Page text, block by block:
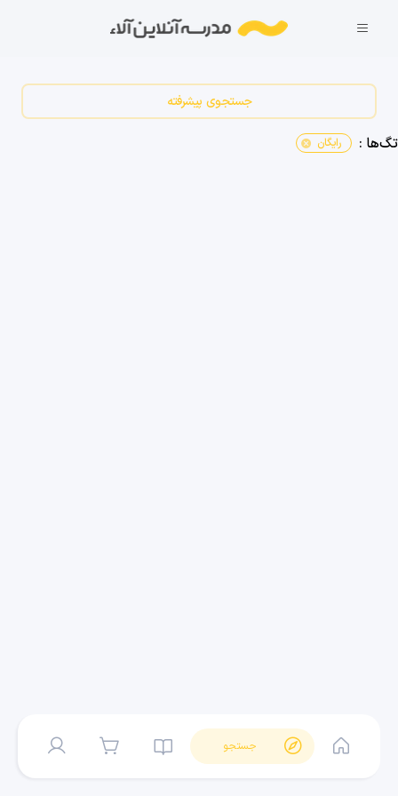
جستجوی پیشرفته
تگ‌ها : رایگان cancel
جستجو